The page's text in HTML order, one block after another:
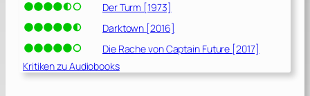
Der Turm [1973]
Darktown [2016]
Die Rache von Captain Future [2017]
Kritiken zu Audiobooks